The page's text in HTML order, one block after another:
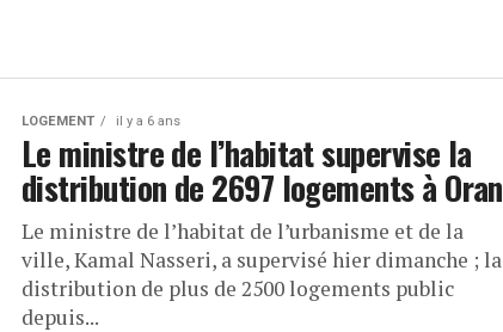
LOGEMENT il y a 6 ans
Le ministre de l’habitat supervise la
distribution de 2697 logements à Oran
Le ministre de l’habitat de l’urbanisme et de la
ville, Kamal Nasseri, a supervisé hier dimanche ; la
distribution de plus de 2500 logements public
depuis...